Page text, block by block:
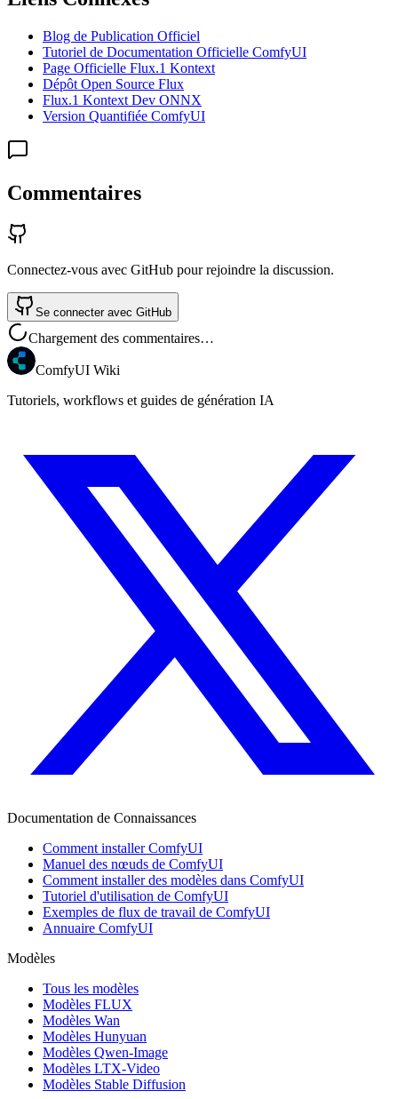
Blog de Publication Officiel
Tutoriel de Documentation Officielle ComfyUI
Page Officielle Flux.1 Kontext
Dépôt Open Source Flux
Flux.1 Kontext Dev ONNX
Version Quantifiée ComfyUI
Commentaires
Connectez-vous avec GitHub pour rejoindre la discussion.
Se connecter avec GitHub
Chargement des commentaires…
ComfyUI Wiki
Tutoriels, workflows et guides de génération IA
Documentation de Connaissances
Comment installer ComfyUI
Manuel des nœuds de ComfyUI
Comment installer des modèles dans ComfyUI
Tutoriel d'utilisation de ComfyUI
Exemples de flux de travail de ComfyUI
Annuaire ComfyUI
Modèles
Tous les modèles
Modèles FLUX
Modèles Wan
Modèles Hunyuan
Modèles Qwen-Image
Modèles LTX-Video
Modèles Stable Diffusion